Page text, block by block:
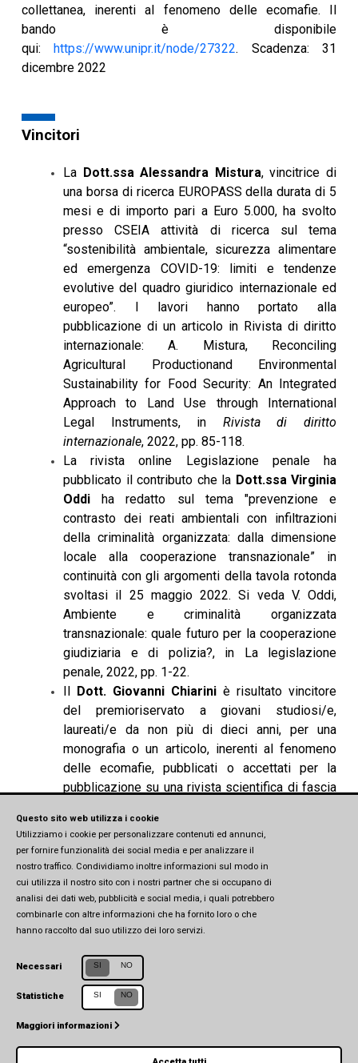
collettanea, inerenti al fenomeno delle ecomafie. Il
bando è disponibile
qui: https://www.unipr.it/node/27322. Scadenza: 31
dicembre 2022
Vincitori
La Dott.ssa Alessandra Mistura, vincitrice di
una borsa di ricerca EUROPASS della durata di 5
mesi e di importo pari a Euro 5.000, ha svolto
presso CSEIA attività di ricerca sul tema
“sostenibilità ambientale, sicurezza alimentare
ed emergenza COVID-19: limiti e tendenze
evolutive del quadro giuridico internazionale ed
europeo”. I lavori hanno portato alla
pubblicazione di un articolo in Rivista di diritto
internazionale: A. Mistura, Reconciling
Agricultural Productionand Environmental
Sustainability for Food Security: An Integrated
Approach to Land Use through International
Legal Instruments, in Rivista di diritto
internazionale, 2022, pp. 85-118.
La rivista online Legislazione penale ha
pubblicato il contributo che la Dott.ssa Virginia
Oddi ha redatto sul tema "prevenzione e
contrasto dei reati ambientali con infiltrazioni
della criminalità organizzata: dalla dimensione
locale alla cooperazione transnazionale” in
continuità con gli argomenti della tavola rotonda
svoltasi il 25 maggio 2022. Si veda V. Oddi,
Ambiente e criminalità organizzata
transnazionale: quale futuro per la cooperazione
giudiziaria e di polizia?, in La legislazione
penale, 2022, pp. 1-22.
Dott. Giovanni Chiarini è risultato vincitore
del premioriservato a giovani studiosi/e,
laureati/e da non più di dieci anni, per una
monografia o un articolo, inerenti al fenomeno
delle ecomafie, pubblicati o accettati per la
pubblicazione su una rivista scientifica di fascia
dicembre 2021.
Centro Studi in Affari Europei e Internazionali (CSEIA)
Università di Parma
Via Università, 7 (1° piano) - 43121 Parma
Questo sito web utilizza i cookie
Utilizziamo i cookie per personalizzare contenuti ed annunci,
per fornire funzionalità dei social media e per analizzare il
nostro traffico. Condividiamo inoltre informazioni sul modo in
cui utilizza il nostro sito con i nostri partner che si occupano di
analisi dei dati web, pubblicità e social media, i quali potrebbero
combinarle con altre informazioni che ha fornito loro o che
hanno raccolto dal suo utilizzo dei loro servizi.
Necessari SI NO
Statistiche SI NO
Maggiori informazioni